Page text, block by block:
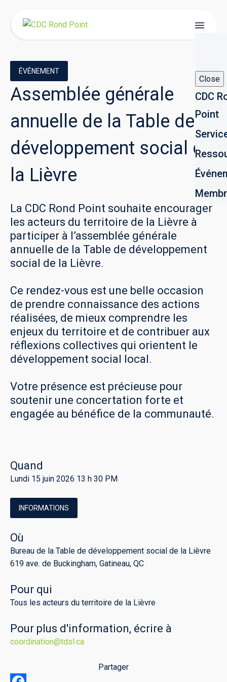
Close
CDC
Point
ÉVÉNEMENT
Assemblée générale
annuelle de la Table de
développement social de
la Lièvre
La CDC Rond Point souhaite encourager
les acteurs du territoire de la Lièvre à
participer à l’assemblée générale
annuelle de la Table de développement
social de la Lièvre.
Ce rendez-vous est une belle occasion
de prendre connaissance des actions
réalisées, de mieux comprendre les
enjeux du territoire et de contribuer aux
réflexions collectives qui orientent le
développement social local.
Votre présence est précieuse pour
soutenir une concertation forte et
engagée au bénéfice de la communauté.
Quand
Lundi 15 juin 2026 13 h 30 PM
INFORMATIONS
Où
Bureau de la Table de développement social de la Lièvre
619 ave. de Buckingham, Gatineau, QC
Pour qui
Tous les acteurs du territoire de la Lièvre
Pour plus d'information, écrire à
coordination@tdsl.ca
Partager